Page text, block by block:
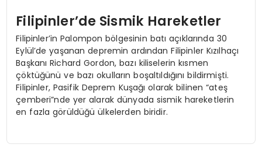
Filipinler’de Sismik Hareketler
Filipinler’in Palompon bölgesinin batı açıklarında 30
Eylül’de yaşanan depremin ardından Filipinler Kızılhaçı
Başkanı Richard Gordon, bazı kiliselerin kısmen
çöktüğünü ve bazı okulların boşaltıldığını bildirmişti.
Filipinler, Pasifik Deprem Kuşağı olarak bilinen “ateş
çemberi”nde yer alarak dünyada sismik hareketlerin
en fazla görüldüğü ülkelerden biridir.